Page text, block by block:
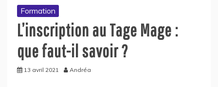
Formation
L’inscription au Tage Mage :
que faut-il savoir ?
13 avril 2021 Andréa